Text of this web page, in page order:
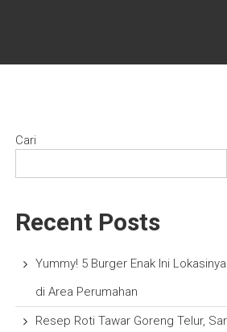
Cari
Recent Posts
Yummy! 5 Burger Enak Ini Lokasinya
di Area Perumahan
Resep Roti Tawar Goreng Telur,